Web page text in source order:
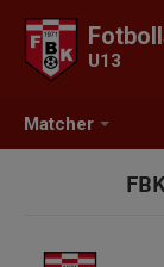
Matcher
U13